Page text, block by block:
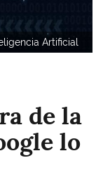
Artificial
de la
lo